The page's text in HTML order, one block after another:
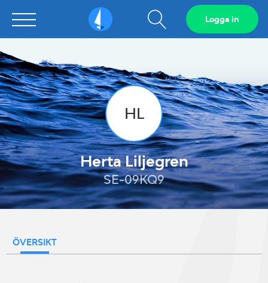
Sailarena Visa
sökfält
Logga in
HL
Herta Liljegren
SE-09KQ9
ÖVERSIKT